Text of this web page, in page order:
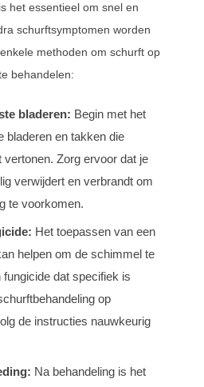
het essentieel om snel en
schurftsymptomen worden
methoden om schurft op
behandelen:
bladeren: Begin met het
bladeren en takken die
Zorg ervoor dat je
verwijdert en verbrandt om
te voorkomen.
Het toepassen van een
helpen om de schimmel te
dat specifiek is
op
de instructies nauwkeurig
Na behandeling is het